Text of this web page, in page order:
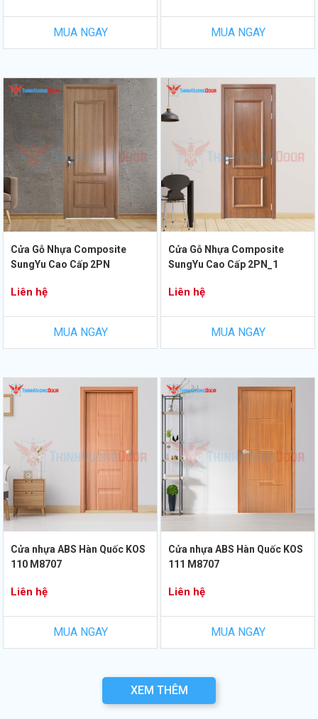
MUA NGAY MUA NGAY
Cửa Gỗ Nhựa Composite
SungYu Cao Cấp 2PN
Liên hệ
MUA NGAY
Cửa Gỗ Nhựa Composite
SungYu Cao Cấp 2PN_1
Liên hệ
MUA NGAY
Cửa nhựa ABS Hàn Quốc KOS
110 M8707
Liên hệ
MUA NGAY
Cửa nhựa ABS Hàn Quốc KOS
111 M8707
Liên hệ
MUA NGAY
XEM THÊM